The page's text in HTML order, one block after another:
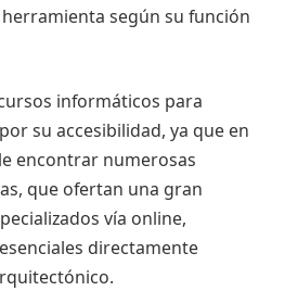
según su función
informáticos para
su accesibilidad, ya que en
encontrar numerosas
que ofertan una gran
vía online,
directamente